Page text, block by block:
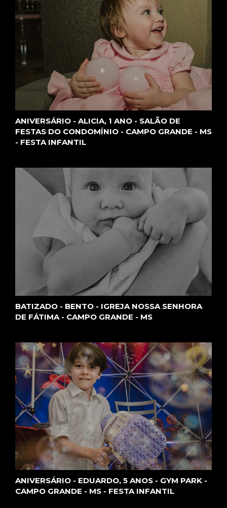
ANIVERSÁRIO - ALICIA, 1 ANO - SALÃO DE
FESTAS DO CONDOMÍNIO - CAMPO GRANDE - MS
- FESTA INFANTIL
BATIZADO - BENTO - IGREJA NOSSA SENHORA
DE FÁTIMA - CAMPO GRANDE - MS
ANIVERSÁRIO - EDUARDO, 5 ANOS - GYM PARK -
CAMPO GRANDE - MS - FESTA INFANTIL